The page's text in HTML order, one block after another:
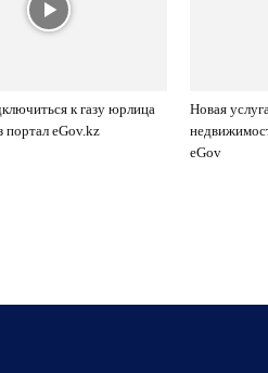
к газу юрлица
портал eGov.kz
Новая
eGov